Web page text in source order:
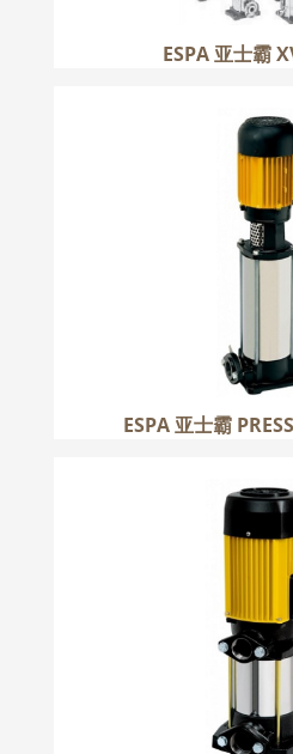
ESPA 亚士霸
ESPA 亚士霸
ESPA 亚士霸
更多
ESPA 亚士霸
更多